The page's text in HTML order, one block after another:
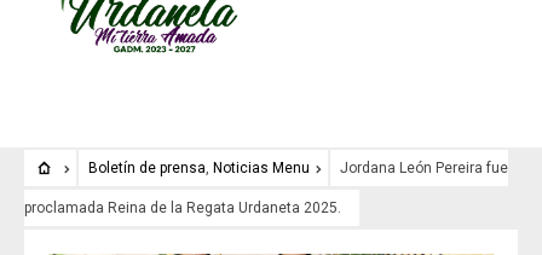
Boletín de prensa, Noticias Menu Jordana León Pereira fue
proclamada Reina de la Regata Urdaneta 2025.